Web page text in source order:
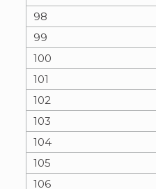
98
99
100
101
102
103
104
105
106